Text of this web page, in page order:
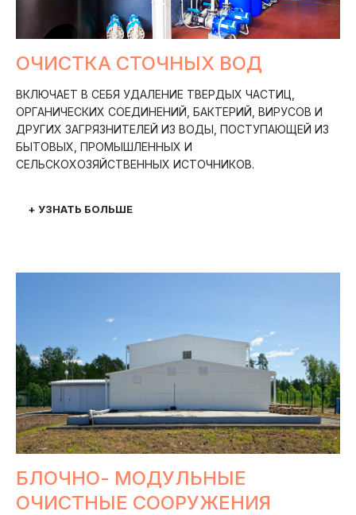
ОЧИСТКА СТОЧНЫХ ВОД
ВКЛЮЧАЕТ В СЕБЯ УДАЛЕНИЕ ТВЕРДЫХ ЧАСТИЦ,
ОРГАНИЧЕСКИХ СОЕДИНЕНИЙ, БАКТЕРИЙ, ВИРУСОВ И
ДРУГИХ ЗАГРЯЗНИТЕЛЕЙ ИЗ ВОДЫ, ПОСТУПАЮЩЕЙ ИЗ
БЫТОВЫХ, ПРОМЫШЛЕННЫХ И
СЕЛЬСКОХОЗЯЙСТВЕННЫХ ИСТОЧНИКОВ.
+ УЗНАТЬ БОЛЬШЕ
БЛОЧНО- МОДУЛЬНЫЕ
ОЧИСТНЫЕ СООРУЖЕНИЯ